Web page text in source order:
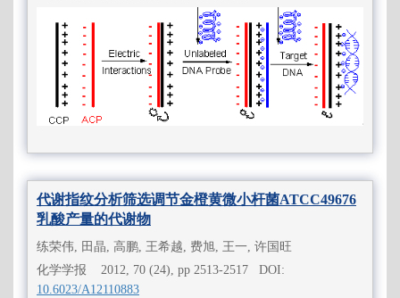
代谢指纹分析筛选调节金橙黄微小杆菌ATCC49676
乳酸产量的代谢物
练荣伟, 田晶, 高鹏, 王希越, 费旭, 王一, 许国旺
化学学报 2012, 70 (24), pp 2513-2517 DOI:
10.6023/A12110883